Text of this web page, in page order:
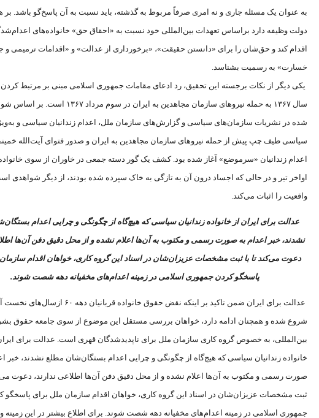
به عنوان یک مسئله جاری و نه امری صرفاً مربوط به گذشته، باید نسبت به آن پاسخ‌گو باشد. بر
اقدام کند و حق‌شان را برای «دانستن حقیقت»، «برخورداری از عدالت» و «اقدامات ترمیمی و
خسارت» به رسمیت بشناسد.
یکی دیگر از نکات برجسته این تحقیق، رد ادعای مقامات جمهوری اسلامی مبنی بر مرتبط
سال ۱۳۶۷ به حمله نیروهای سازمان مجاهدین به ایران در سوم
شده در نشریات سازمان‌های سیاسی و گزارش‌های سازمان ملل، اعدام زندانیان سیاسی و
سیاسی طیف چپ پیش از حمله نیروهای سازمان مجاهدین به ایران و صدور فتوای آیت‌الله
اعدام زندانیان «سرموضع» آغاز شده بود. کشف یک گور دسته جمعی در خاوران از سوی
اواخر تیر و در حالی که اجساد درون آن به تازگی به خاک سپرده شده بودند، از دیگر شواهدی
واقعیت را اثبات می‌کند.
عدالت برای ایران از خانواده زندانیان‌ سیاسی که هیچ‌گاه از چگونگی و چرایی اعدام‌
نشدند، خبر اعدام به صورت رسمی و مکتوب به آن‌ها اعلام نشده و از محل دقیق دفن آن‌ها
دعوت می‌کند تا با ثبت مشخصات عزیزان‌شان در اسناد این گروه کاری، خواهان اقدام
پاسخگو کردن جمهوری اسلامی در زمینه اعدام‌های مخفیانه دهه شصت شوند.
عدالت برای ایران ضمن تاکید بر اینکه نقض حقوق خانواده قربانیان
شروع شده و همچنان ادامه دارد، خواهان بررسی مستقل این موضوع از سوی جامعه حقوق
بین‌المللی، به خصوص گروه کاری سازمان ملل برای ناپدیدشدگان قهری است. عدالت برای
خانواده زندانیان‌ سیاسی که هیچ‌گاه از چگونگی و چرایی اعدام‌ بستگان‌شان مطلع نشدند، خبر
صورت رسمی و مکتوب به آن‌ها اعلام نشده و از محل دقیق دفن آن‌ها اطلاعی ندارند، دعوت
ثبت مشخصات عزیزان‌شان در اسناد این گروه کاری، خواهان اقدام سازمان ملل برای پاسخگو
جمهوری اسلامی در زمینه اعدام‌های مخفیانه دهه شصت شوند. برای اطلاع بیشتر در این زمینه